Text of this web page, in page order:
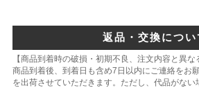
返品・交換につい
【商品到着時の破損・初期不良、注文内容と異な
商品到着後、到着日も含め7日以内にご連絡をお
を出荷させていただきます。ただし、代品がない